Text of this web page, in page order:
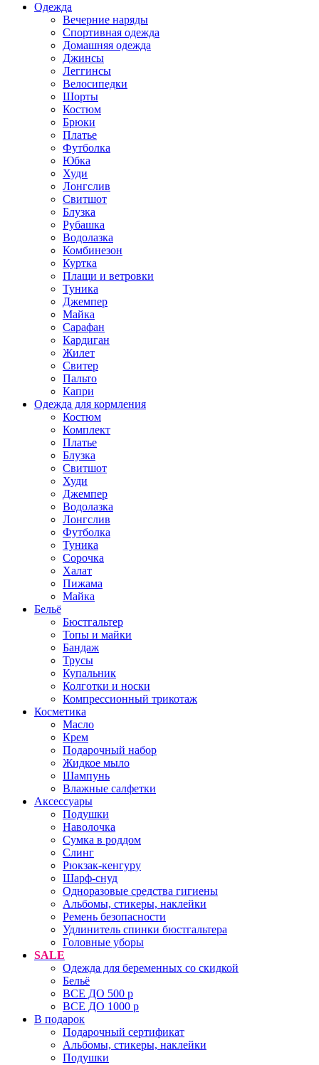
Одежда
Вечерние наряды
Спортивная одежда
Домашняя одежда
Джинсы
Леггинсы
Велосипедки
Шорты
Костюм
Брюки
Платье
Футболка
Юбка
Худи
Лонгслив
Свитшот
Блузка
Рубашка
Водолазка
Комбинезон
Куртка
Плащи и ветровки
Туника
Джемпер
Майка
Сарафан
Кардиган
Жилет
Свитер
Пальто
Капри
Одежда для кормления
Костюм
Комплект
Платье
Блузка
Свитшот
Худи
Джемпер
Водолазка
Лонгслив
Футболка
Туника
Сорочка
Халат
Пижама
Майка
Бельё
Бюстгальтер
Топы и майки
Бандаж
Трусы
Купальник
Колготки и носки
Компрессионный трикотаж
Косметика
Масло
Крем
Подарочный набор
Жидкое мыло
Шампунь
Влажные салфетки
Аксессуары
Подушки
Наволочка
Сумка в роддом
Cлинг
Рюкзак-кенгуру
Шарф-снуд
Одноразовые средства гигиены
Альбомы, стикеры, наклейки
Ремень безопасности
Удлинитель спинки бюстгальтера
Головные уборы
SALE
Одежда для беременных со скидкой
Бельё
ВСЕ ДО 500 р
ВСЕ ДО 1000 р
В подарок
Подарочный сертификат
Альбомы, стикеры, наклейки
Подушки